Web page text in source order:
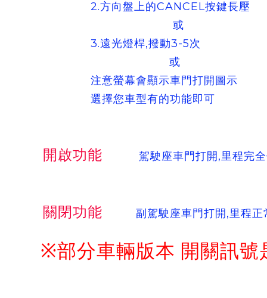
2.方向盤上的CANCEL按鍵長壓
或
3.遠光燈桿,撥動3-5次
或
注意螢幕會顯示車門打開圖示
選擇您車型有的功能即可
開啟功能 駕駛座車門打開,里程完全
關閉功能 副駕駛座車門打開,里程正
※部分車輛版本 開關訊號